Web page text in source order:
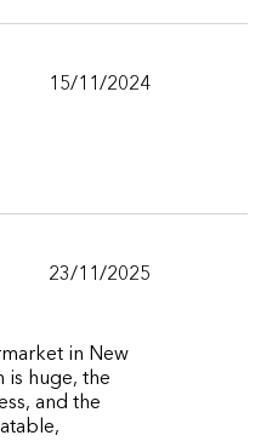
15/11/2024
23/11/2025
in New
is huge, the
and the